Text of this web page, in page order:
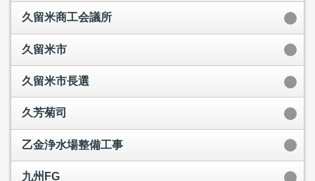
久留米商工会議所
久留米市
久留米市長選
久芳菊司
乙金浄水場整備工事
九州FG